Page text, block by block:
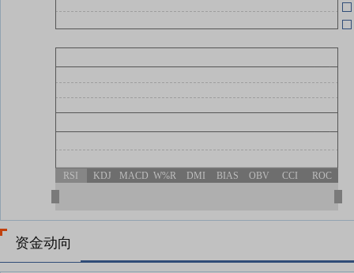
RSI KDJ MACD W%R DMI BIAS OBV CCI ROC
资金动向